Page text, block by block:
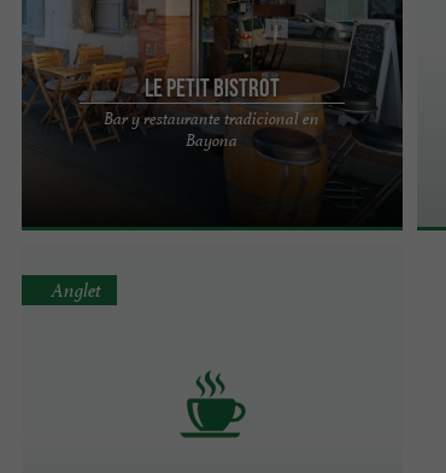
Le Petit Bistrot
Bar y restaurante tradicional en
Bayona
Pequeño bar-restaurante tradicional de barrio
con mantelerías de cuadros vichy rojos y blancos
Anglet